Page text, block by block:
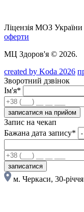
Ліцензія МОЗ
оферти
МЦ Здоров'я © 2026.
created by Koda 2026
Зворотний дзвінок
Ім'я*
записатися на прийом
Запис на чекап
Бажана дата запису*
записатися
м. Черкаси, 30-